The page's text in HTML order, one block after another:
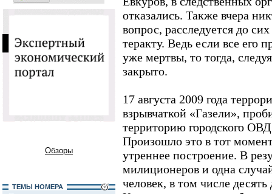
Обзоры
ТЕМЫ НОМЕРА
отказались. Также вчера
вопрос, расследуется до
теракту. Ведь если все его
уже мертвы, то тогда,
закрыто.
17 августа 2009 года
взрывчаткой «Газели»,
территорию городского
Произошло это в тот
утреннее построение. В
милиционеров и одна
человек, в том числе